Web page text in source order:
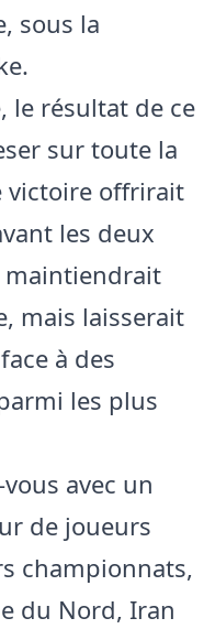
sous la
le résultat de ce
sur toute la
victoire offrirait
les deux
maintiendrait
mais laisserait
à des
les plus
avec un
de joueurs
championnats,
du Nord, Iran